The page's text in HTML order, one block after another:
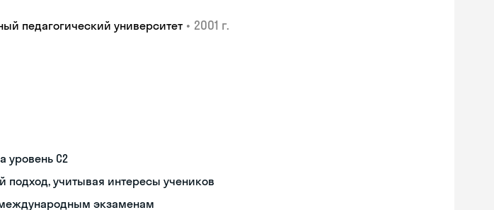
педагогический университет • 2001 г.
уровень С2
подход, учитывая интересы учеников
международным экзаменам